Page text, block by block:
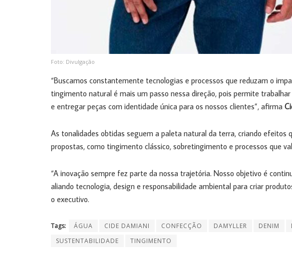
Foto: Divulgação
“Buscamos constantemente tecnologias e processos que reduzam o
tingimento natural é mais um passo nessa direção, pois permite
e entregar peças com identidade única para os nossos clientes”, afirma
As tonalidades obtidas seguem a paleta natural da terra, criando efeitos
propostas, como tingimento clássico, sobretingimento e processos que
“A inovação sempre fez parte da nossa trajetória. Nosso objetivo é
aliando tecnologia, design e responsabilidade ambiental para criar
o executivo.
Tags: ÁGUA CIDE DAMIANI CONFECÇÃO DAMYLLER DENIM
SUSTENTABILIDADE
TINGIMENTO